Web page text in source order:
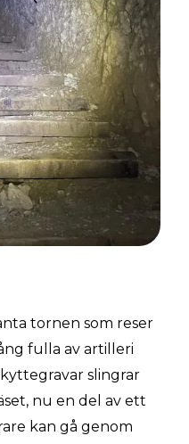
tornen som reser
fulla av artilleri
slingrar
nu en del av ett
kan gå genom